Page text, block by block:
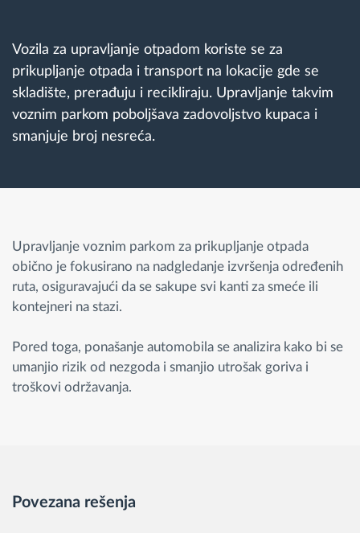
Planiranje i nadgledanje rute
Automatska identifikacija vozača
Otkrijte sve funkcije
Kalkulator uštede
Vozila za upravljanje otpadom koriste se za
prikupljanje otpada i transport na lokacije gde se
skladište, prerađuju i recikliraju. Upravljanje takvim
voznim parkom poboljšava zadovoljstvo kupaca i
smanjuje broj nesreća.
Upravljanje voznim parkom za prikupljanje otpada
obično je fokusirano na nadgledanje izvršenja određenih
ruta, osiguravajući da se sakupe svi kanti za smeće ili
kontejneri na stazi.
Pored toga, ponašanje automobila se analizira kako bi se
umanjio rizik od nezgoda i smanjio utrošak goriva i
troškovi održavanja.
Povezana rešenja